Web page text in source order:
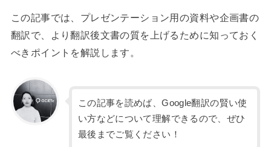
この記事では、プレゼンテーション用の資料や企画書の
翻訳で、より翻訳後文書の質を上げるために知っておく
べきポイントを解説します。
この記事を読めば、Google翻訳の賢い使
い方などについて理解できるので、ぜひ
最後までご覧ください！